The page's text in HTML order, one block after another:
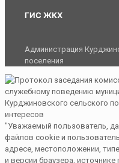
ГИС ЖКХ
Администрация
поселения
"Уважаемый пользователь,
файлов cookie и
адресе, местоположении,
и версии браузера,